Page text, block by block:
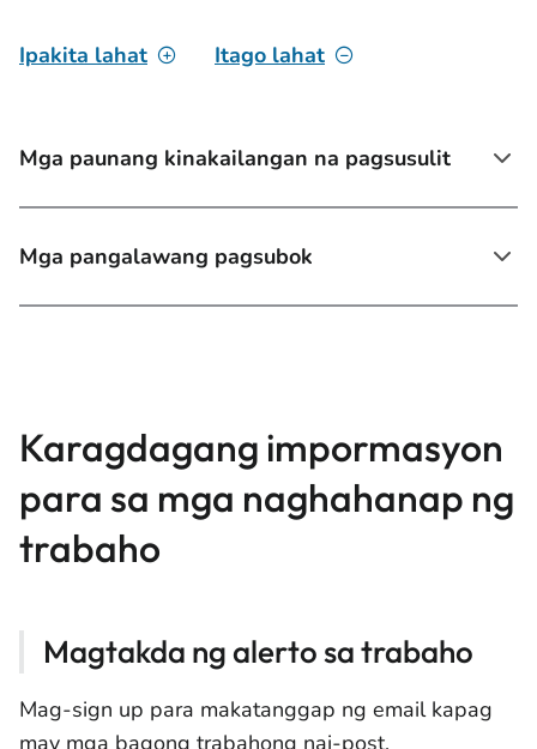
Ipakita lahat Itago lahat
Mga paunang kinakailangan na pagsusulit
Mga pangalawang pagsubok
Karagdagang impormasyon
para sa mga naghahanap ng
trabaho
Magtakda ng alerto sa trabaho
Mag-sign up para makatanggap ng email kapag
may mga bagong trabahong nai-post.